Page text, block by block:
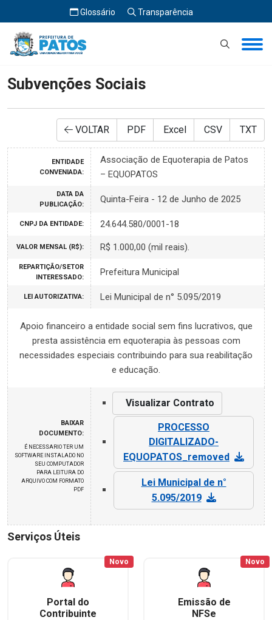
Glossário Transparência
Início Subvenções Sociais
Subvenções Sociais
VOLTAR PDF Excel CSV TXT
ENTIDADE
CONVENIADA:
Associação de Equoterapia de Patos
– EQUOPATOS
DATA DA
PUBLICAÇÃO:
Quinta-Feira - 12 de Junho de 2025
CNPJ DA ENTIDADE: 24.644.580/0001-18
VALOR MENSAL (R$): R$ 1.000,00 (mil reais).
REPARTIÇÃO/SETOR
INTERESSADO:
Prefeitura Municipal
LEI AUTORIZATIVA: Lei Municipal de n° 5.095/2019
Apoio financeiro a entidade social sem fins lucrativos, que
presta assistência em equoterapia às pessoas com
necessidades especiais contribuindo para sua reabilitação
e educação.
BAIXAR
DOCUMENTO:
É NECESSARIO TER UM
SOFTWARE INSTALADO NO
SEU COMPUTADOR
PARA LEITURA DO
ARQUIVO COM FORMATO
PDF
Visualizar Contrato
PROCESSO
DIGITALIZADO-
EQUOPATOS_removed
Lei Municipal de n°
5.095/2019
Serviços Úteis
Portal do
Contribuinte
Novo
Emissão de
NFSe
Novo